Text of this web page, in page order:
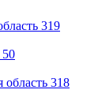
319
50
область 318